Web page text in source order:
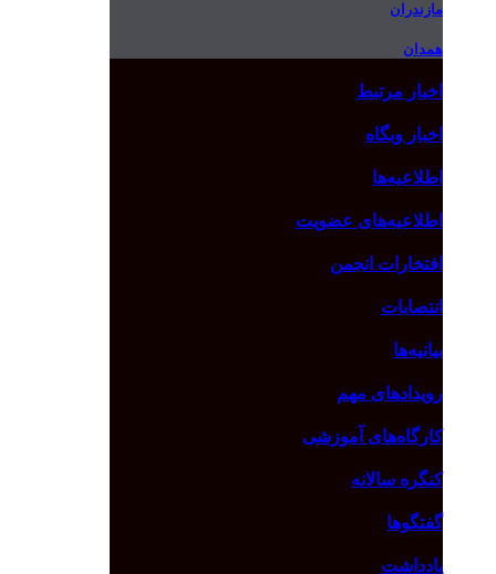
مازندران
همدان
اخبار مرتبط
اخبار وبگاه
اطلاعیه‌ها
اطلاعیه‌های عضویت
افتخارات انجمن
انتصابات
بیانیه‌ها
رویدادهای مهم
کارگاه‌های آموزشی
کنگره سالانه
گفتگوها
یادداشت